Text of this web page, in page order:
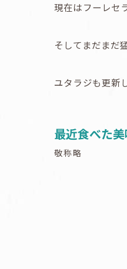
現在はフーレセ
そしてまだまだ
ユタラジも更新
最近食べた
敬称略